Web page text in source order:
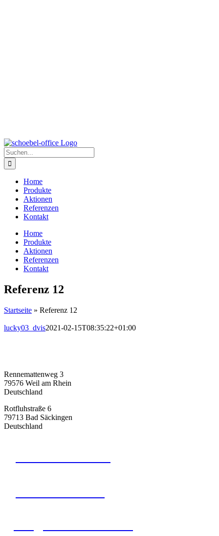
Suche
nach:
Home
Produkte
Aktionen
Referenzen
Kontakt
Home
Produkte
Aktionen
Referenzen
Kontakt
Referenz 12
Startseite » Referenz 12
lucky03_dvis2021-02-15T08:35:22+01:00
Rennemattenweg 3
79576 Weil am Rhein
Deutschland
Rotfluhstraße 6
79713 Bad Säckingen
Deutschland